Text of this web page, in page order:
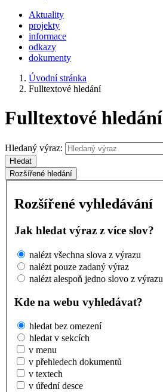
Aktuality
projekty
informace
odkazy
dokumenty
Úvodní stránka
Fulltextové hledání
Fulltextové hledání
Hledaný výraz:
Hledat
Rozšířené hledání
Rozšířené vyhledávání
Jak hledat výraz z více slov?
nalézt všechna slova z výrazu
nalézt pouze zadaný výraz
nalézt alespoň jedno slovo z výrazu
Kde na webu vyhledávat?
hledat bez omezení
hledat v sekcích
v menu
v přehledech dokumentů
v textech
v úřední desce